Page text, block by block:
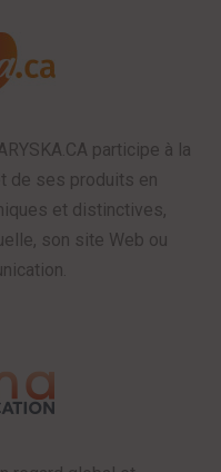
participe à la
de ses produits en
et distinctives,
son site Web ou